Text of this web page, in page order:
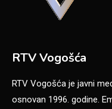
RTV Vogošća
RTV Vogošća je javni
osnovan 1996. godine.